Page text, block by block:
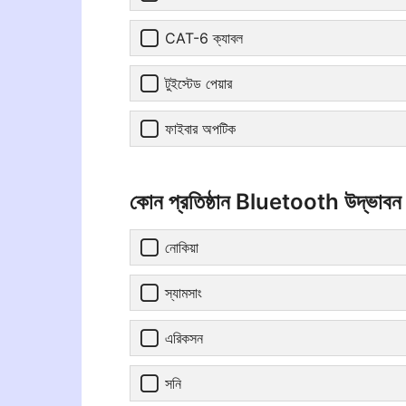
CAT-6 ক্যাবল
টুইস্টেড পেয়ার
ফাইবার অপটিক
কোন প্রতিষ্ঠান Bluetooth উদ্ভাবন
নোকিয়া
স্যামসাং
এরিকসন
সনি